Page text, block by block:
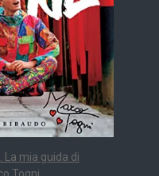
La mia guida di